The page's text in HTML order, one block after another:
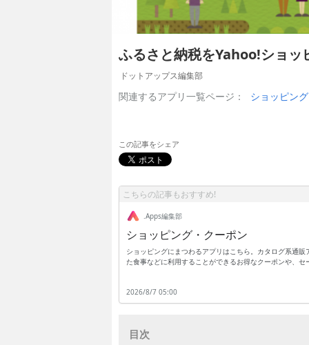
ふるさと納税をYahoo!ショッ
ドットアップス編集部
関連するアプリ一覧ページ： ショッピン
この記事をシェア
こちらの記事もおすすめ!
.Apps編集部
ショッピング・クーポン
ショッピングにまつわるアプリはこちら。カタログ系通
た食事などに利用することができるお得なクーポンや、
ることが大事になります。ショッピングアプリの多くは
発行されたときに見逃すことなくゲットすることができ
2026/8/7 05:00
目次